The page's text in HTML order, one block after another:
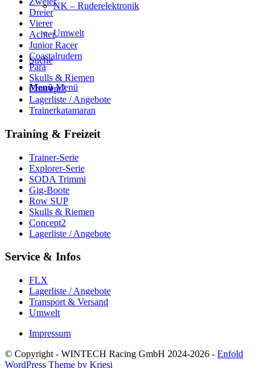
NK – Ruderelektronik
Umwelt
Suche
Menü Menü
Dreier
Vierer
Achter
Junior Racer
Coastalrudern
Para
Skulls & Riemen
Concept2
Lagerliste / Angebote
Trainerkatamaran
Training & Freizeit
Trainer-Serie
Explorer-Serie
SODA Trimmi
Gig-Boote
Row SUP
Skulls & Riemen
Concept2
Lagerliste / Angebote
Service & Infos
FLX
Lagerliste / Angebote
Transport & Versand
Umwelt
Impressum
© Copyright - WINTECH Racing GmbH 2024-2026 - Enfold
WordPress Theme by Kriesi